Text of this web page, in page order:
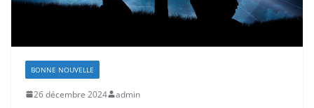
BONNE NOUVELLE
26 décembre 2024 admin